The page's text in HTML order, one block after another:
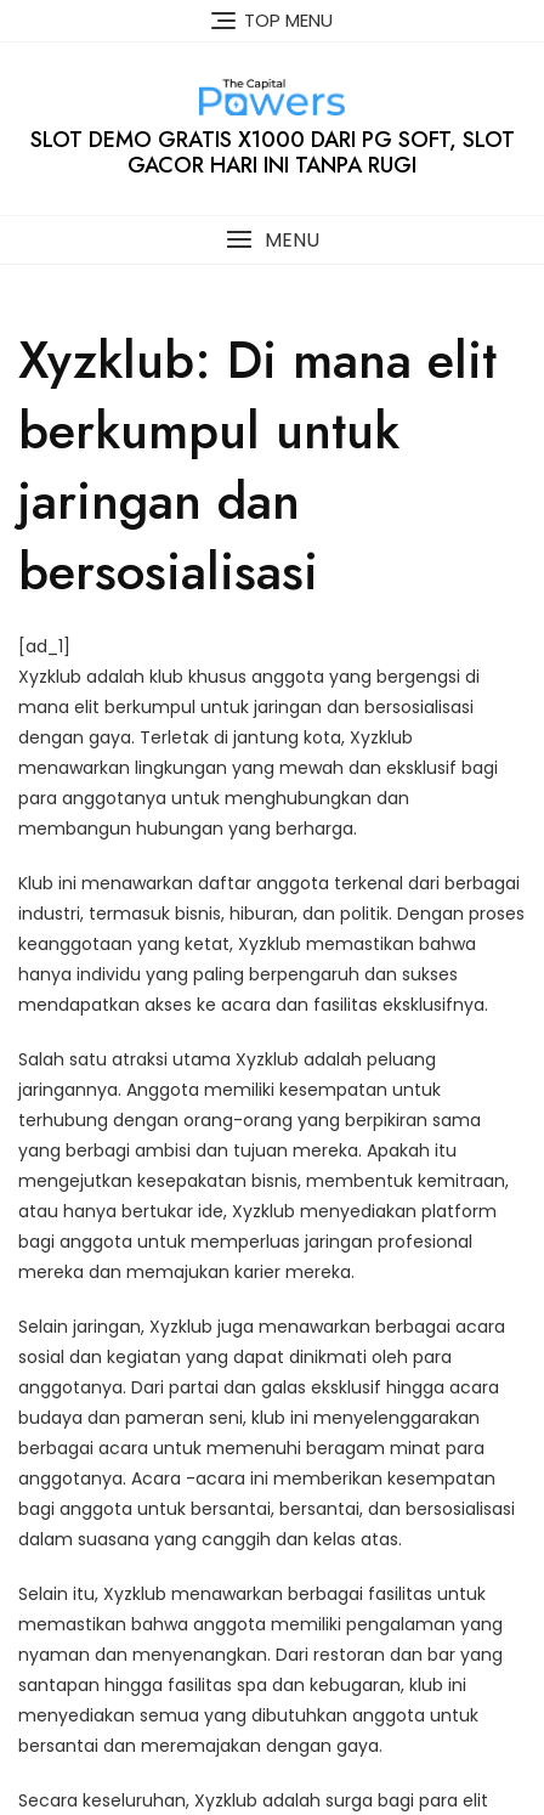
TOP MENU
SLOT DEMO GRATIS X1000 DARI PG SOFT, SLOT
GACOR HARI INI TANPA RUGI
MENU
Xyzklub: Di mana elit
berkumpul untuk
jaringan dan
bersosialisasi
[ad_1]
Xyzklub adalah klub khusus anggota yang bergengsi di
mana elit berkumpul untuk jaringan dan bersosialisasi
dengan gaya. Terletak di jantung kota, Xyzklub
menawarkan lingkungan yang mewah dan eksklusif bagi
para anggotanya untuk menghubungkan dan
membangun hubungan yang berharga.
Klub ini menawarkan daftar anggota terkenal dari berbagai
industri, termasuk bisnis, hiburan, dan politik. Dengan proses
keanggotaan yang ketat, Xyzklub memastikan bahwa
hanya individu yang paling berpengaruh dan sukses
mendapatkan akses ke acara dan fasilitas eksklusifnya.
Salah satu atraksi utama Xyzklub adalah peluang
jaringannya. Anggota memiliki kesempatan untuk
terhubung dengan orang-orang yang berpikiran sama
yang berbagi ambisi dan tujuan mereka. Apakah itu
mengejutkan kesepakatan bisnis, membentuk kemitraan,
atau hanya bertukar ide, Xyzklub menyediakan platform
bagi anggota untuk memperluas jaringan profesional
mereka dan memajukan karier mereka.
Selain jaringan, Xyzklub juga menawarkan berbagai acara
sosial dan kegiatan yang dapat dinikmati oleh para
anggotanya. Dari partai dan galas eksklusif hingga acara
budaya dan pameran seni, klub ini menyelenggarakan
berbagai acara untuk memenuhi beragam minat para
anggotanya. Acara -acara ini memberikan kesempatan
bagi anggota untuk bersantai, bersantai, dan bersosialisasi
dalam suasana yang canggih dan kelas atas.
Selain itu, Xyzklub menawarkan berbagai fasilitas untuk
memastikan bahwa anggota memiliki pengalaman yang
nyaman dan menyenangkan. Dari restoran dan bar yang
santapan hingga fasilitas spa dan kebugaran, klub ini
menyediakan semua yang dibutuhkan anggota untuk
bersantai dan meremajakan dengan gaya.
Secara keseluruhan, Xyzklub adalah surga bagi para elit